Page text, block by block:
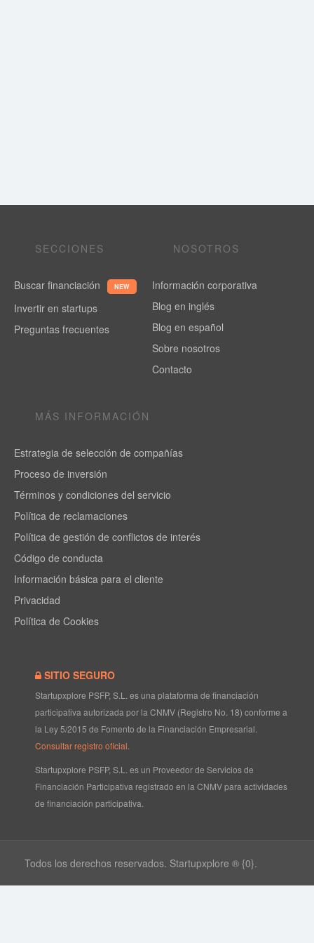
SECCIONES
Buscar financiación NEW
Invertir en startups
Preguntas frecuentes
NOSOTROS
Información corporativa
Blog en inglés
Blog en español
Sobre nosotros
Contacto
MÁS INFORMACIÓN
Estrategia de selección de compañías
Proceso de inversión
Términos y condiciones del servicio
Política de reclamaciones
Política de gestión de conflictos de interés
Código de conducta
Información básica para el cliente
Privacidad
Política de Cookies
SITIO SEGURO
Startupxplore PSFP, S.L. es una plataforma de financiación
participativa autorizada por la CNMV (Registro No. 18) conforme a
la Ley 5/2015 de Fomento de la Financiación Empresarial.
Consultar registro oficial
Startupxplore PSFP, S.L. es un Proveedor de Servicios de
Financiación Participativa registrado en la CNMV para actividades
de financiación participativa.
Todos los derechos reservados. Startupxplore ® {0}.